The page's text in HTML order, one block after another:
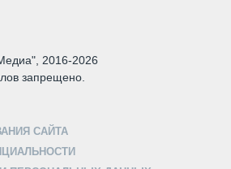
2016-2026
запрещено.
САЙТА